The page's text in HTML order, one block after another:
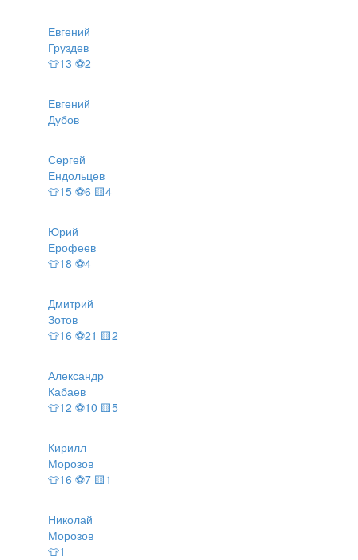
Евгений
Груздев
👕13 ⚽2
Евгений
Дубов
Сергей
Ендольцев
👕15 ⚽6 🟨4
Юрий
Ерофеев
👕18 ⚽4
Дмитрий
Зотов
👕16 ⚽21 🟨2
Александр
Кабаев
👕12 ⚽10 🟨5
Кирилл
Морозов
👕16 ⚽7 🟨1
Николай
Морозов
👕1